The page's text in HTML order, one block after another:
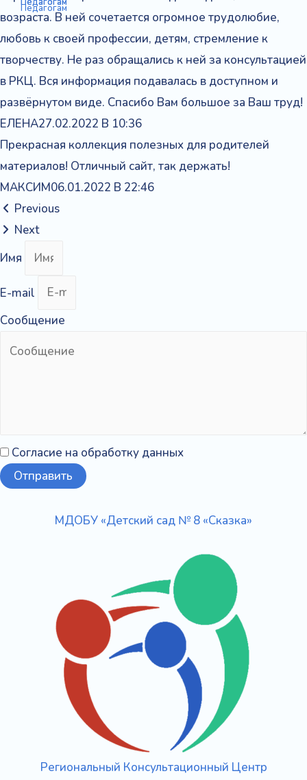
Педагогам
возраста. В ней сочетается огромное трудолюбие,
любовь к своей профессии, детям, стремление к
творчеству. Не раз обращались к ней за консультацией
в РКЦ. Вся информация подавалась в доступном и
развёрнутом виде. Спасибо Вам большое за Ваш труд!
ЕЛЕНА27.02.2022 В 10:36
Прекрасная коллекция полезных для родителей
материалов! Отличный сайт, так держать!
МАКСИМ06.01.2022 В 22:46
Previous
Next
Имя
E-mail
Сообщение
Согласие на обработку данных
Отправить
МДОБУ «Детский сад № 8 «Сказка»
Региональный Консультационный Центр